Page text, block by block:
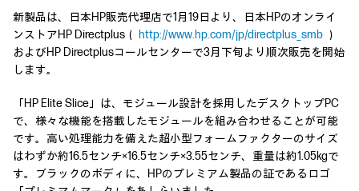
新製品は、日本HP販売代理店で1月19日より、日本HPのオンライ
ンストアHP Directplus（
http://www.hp.com/jp/directplus_smb ）
およびHP Directplusコールセンターで3月下旬より順次販売を開始
します。
「HP Elite Slice」は、モジュール設計を採用したデスクトップPC
で、様々な機能を搭載したモジュールを組み合わせることが可能
です。高い処理能力を備えた超小型フォームファクターのサイズ
はわずか約16.5センチ×16.5センチ×3.55センチ、重量は約1.05kgで
す。ブラックのボディに、HPのプレミアム製品の証であるロゴ